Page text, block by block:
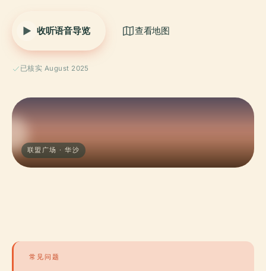
收听语音导览 查看地图
已核实 August 2025
联盟广场 · 华沙
常见问题